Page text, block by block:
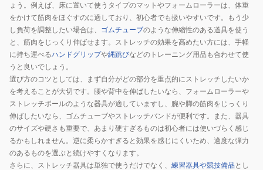
ょう。例えば、床に置いて使うタイプのマットやフォームローラーは、体重
をかけて筋肉をほぐすのに適しており、初心者でも扱いやすいです。もう少
し負荷を調整したい場合は、 ゴムチューブのような伸縮性のある道具を使う
と、筋肉をじっくり伸ばせます。ストレッチの効果を高めたい方には、手軽
に持ち運べるハンドグリップや縄跳びなどのトレーニング用品も合わせて使
うと良いでしょう。
選び方のコツとしては、まず自分がどの部分を重点的にストレッチしたいか
を考えることが大切です。腰や背中を伸ばしたいなら、フォームローラーや
ストレッチポールのような器具が適していますし、腕や脚の筋肉をじっくり
伸ばしたいなら、ゴムチューブやストレッチバンドが便利です。また、器具
のサイズや硬さも重要で、あまり硬すぎるものは初心者には使いづらく感じ
るかもしれません。逆に柔らかすぎると効果を感じにくいため、適度な弾力
のあるものを選ぶと続けやすくなります。
さらに、ストレッチ器具は単独で使うだけでなく、 練習器具や競技備品とし